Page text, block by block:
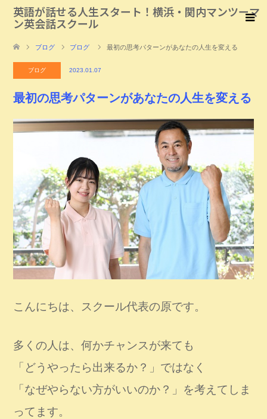
英語が話せる人生スタート！横浜・関内マンツーマ
ン英会話スクール
ブログ ブログ 最初の思考パターンがあなたの人生を変える
ブログ 2023.01.07
最初の思考パターンがあなたの人生を変える
こんにちは、スクール代表の原です。
多くの人は、何かチャンスが来ても
「どうやったら出来るか？」ではなく
「なぜやらない方がいいのか？」を考えてしま
ってます。